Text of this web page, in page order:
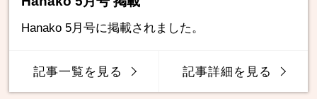
Hanako 5月号に掲載されました。
記事一覧を見る 記事詳細を見る